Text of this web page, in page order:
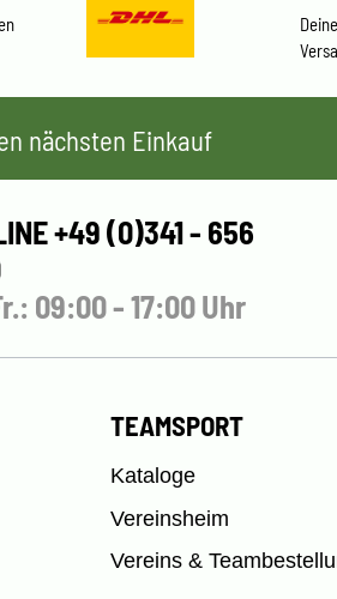
nächsten Einkauf
+49 (0)341 - 656
09:00 - 17:00 Uhr
TEAMSPORT
Kataloge
Vereinsheim
Vereins &